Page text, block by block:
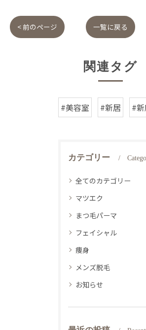
< 前のページ 一覧に戻る
関連タグ
#美容室 #新居 #
カテゴリー
全てのカテゴリー
マツエク
まつ毛パーマ
フェイシャル
痩身
メンズ脱毛
お知らせ